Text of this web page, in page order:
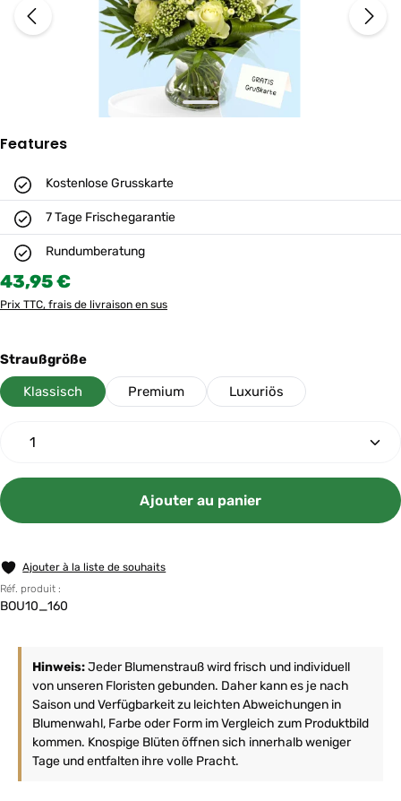
Features
Kostenlose Grusskarte
7 Tage Frischegarantie
Rundumberatung
Prix régulier :
43,95 €
Prix TTC, frais de livraison en sus
Sélectionnez
Straußgröße
Klassisch
Premium Luxuriös
Ajouter au panier
Ajouter à la liste de souhaits
Réf. produit :
BOU10_160
Hinweis:Jeder Blumenstrauß wird frisch und individuell
von unseren Floristen gebunden. Daher kann es je nach
Saison und Verfügbarkeit zu leichten Abweichungen in
Blumenwahl, Farbe oder Form im Vergleich zum Produktbild
kommen. Knospige Blüten öffnen sich innerhalb weniger
Tage und entfalten ihre volle Pracht.